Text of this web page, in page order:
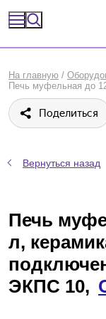
Оборудование,
Расходные
Химические
Библиотека
Войти
На главную /
Поделиться
Вернуться назад
Печь
л,
ЭКПС 10,